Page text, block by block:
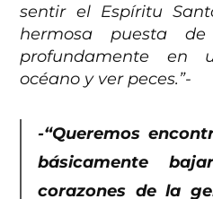
sentir el Espíritu
hermosa puesta
profundamente
océano y ver peces.”-
-“Queremos
básicamente
corazones de la